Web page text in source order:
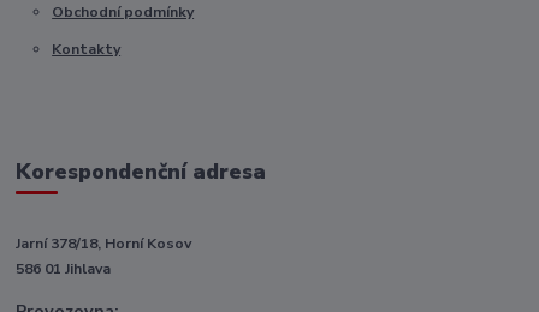
Obchodní podmínky
Kontakty
Korespondenční adresa
Jarní 378/18, Horní Kosov
586 01 Jihlava